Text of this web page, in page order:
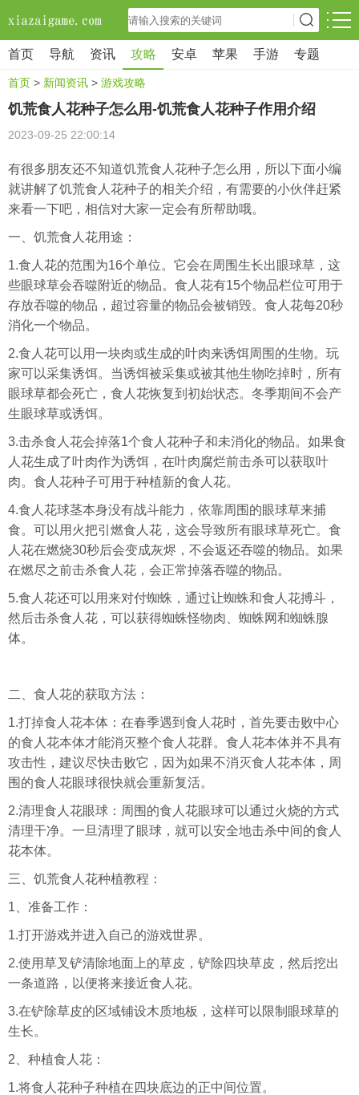
首页 导航 资讯 攻略 安卓 苹果 手游 专题
首页 > 新闻资讯 > 游戏攻略
饥荒食人花种子怎么用-饥荒食人花种子作用介绍
2023-09-25 22:00:14
有很多朋友还不知道饥荒食人花种子怎么用，所以下面小编
就讲解了饥荒食人花种子的相关介绍，有需要的小伙伴赶紧
来看一下吧，相信对大家一定会有所帮助哦。
一、饥荒食人花用途：
1.食人花的范围为16个单位。它会在周围生长出眼球草，这
些眼球草会吞噬附近的物品。食人花有15个物品栏位可用于
存放吞噬的物品，超过容量的物品会被销毁。食人花每20秒
消化一个物品。
2.食人花可以用一块肉或生成的叶肉来诱饵周围的生物。玩
家可以采集诱饵。当诱饵被采集或被其他生物吃掉时，所有
眼球草都会死亡，食人花恢复到初始状态。冬季期间不会产
生眼球草或诱饵。
3.击杀食人花会掉落1个食人花种子和未消化的物品。如果食
人花生成了叶肉作为诱饵，在叶肉腐烂前击杀可以获取叶
肉。食人花种子可用于种植新的食人花。
4.食人花球茎本身没有战斗能力，依靠周围的眼球草来捕
食。可以用火把引燃食人花，这会导致所有眼球草死亡。食
人花在燃烧30秒后会变成灰烬，不会返还吞噬的物品。如果
在燃尽之前击杀食人花，会正常掉落吞噬的物品。
5.食人花还可以用来对付蜘蛛，通过让蜘蛛和食人花搏斗，
然后击杀食人花，可以获得蜘蛛怪物肉、蜘蛛网和蜘蛛腺
体。
二、食人花的获取方法：
1.打掉食人花本体：在春季遇到食人花时，首先要击败中心
的食人花本体才能消灭整个食人花群。食人花本体并不具有
攻击性，建议尽快击败它，因为如果不消灭食人花本体，周
围的食人花眼球很快就会重新复活。
2.清理食人花眼球：周围的食人花眼球可以通过火烧的方式
清理干净。一旦清理了眼球，就可以安全地击杀中间的食人
花本体。
三、饥荒食人花种植教程：
1、准备工作：
1.打开游戏并进入自己的游戏世界。
2.使用草叉铲清除地面上的草皮，铲除四块草皮，然后挖出
一条道路，以便将来接近食人花。
3.在铲除草皮的区域铺设木质地板，这样可以限制眼球草的
生长。
2、种植食人花：
1.将食人花种子种植在四块底边的正中间位置。